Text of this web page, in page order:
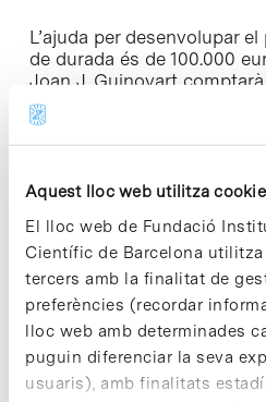
Aquest lloc web utilitza
El lloc web de Fundació
Científic de Barcelona
tercers amb la finalitat de
preferències (recordar
lloc web amb determinades
puguin diferenciar la seva
usuaris), amb finalitats
L’ajuda per desenvolupar
de durada és de 100.000
Joan J. Guinovart
de Ramon Gomis, de
i de Xavier Correig,
Metabolòmica de la
Enllaç a la notícia
Share